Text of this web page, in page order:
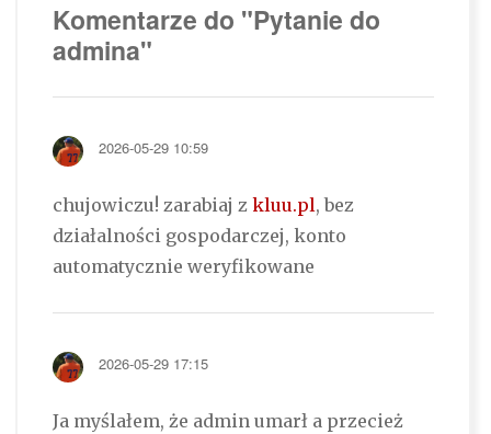
Komentarze do "Pytanie do
admina"
2026-05-29 10:59
chujowiczu! zarabiaj z kluu.pl, bez
działalności gospodarczej, konto
automatycznie weryfikowane
2026-05-29 17:15
Ja myślałem, że admin umarł a przecież